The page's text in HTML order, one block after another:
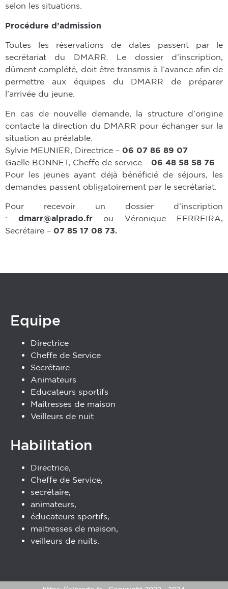
selon les situations.
Procédure d’admission
Toutes les réservations de dates passent par le
secrétariat du DMARR. Le dossier d’inscription,
dûment complété, doit être transmis à l’avance afin de
permettre aux équipes du DMARR de préparer
l’arrivée du jeune.
En cas de nouvelle demande, la structure d’origine
contacte la direction du DMARR pour échanger sur la
situation au préalable.
Sylvie MEUNIER, Directrice – 06 07 86 89 07
Gaëlle BONNET, Cheffe de service – 06 48 58 58 76
Pour les jeunes ayant déjà bénéficié de séjours, les
demandes passent obligatoirement par le secrétariat.
Pour recevoir un dossier d’inscription
: dmarr@alprado.frou Véronique FERREIRA,
Secrétaire – 07 85 17 08 73.
Equipe
Directrice
Cheffe de Service
Secrétaire
Animateurs
Educateurs sportifs
Maitresses de maison
Veilleurs de nuit
Habilitation
Directrice,
Cheffe de Service,
secrétaire,
animateurs,
éducateurs sportifs,
maitresses de maison,
veilleurs de nuits.